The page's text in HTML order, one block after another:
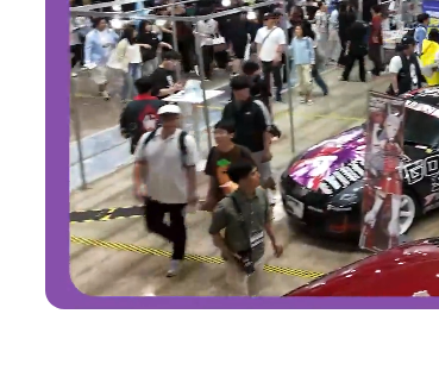
2026 월드로봇올림피아드 한국대회